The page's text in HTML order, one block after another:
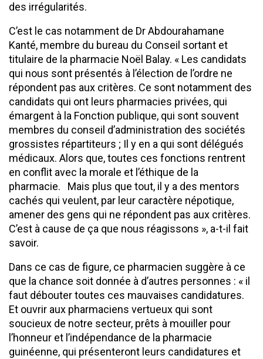
des irrégularités.
C’est le cas notamment de Dr Abdourahamane
Kanté, membre du bureau du Conseil sortant et
titulaire de la pharmacie Noël Balay. « Les candidats
qui nous sont présentés à l’élection de l’ordre ne
répondent pas aux critères. Ce sont notamment des
candidats qui ont leurs pharmacies privées, qui
émargent à la Fonction publique, qui sont souvent
membres du conseil d’administration des sociétés
grossistes répartiteurs ; Il y en a qui sont délégués
médicaux. Alors que, toutes ces fonctions rentrent
en conflit avec la morale et l’éthique de la
pharmacie. Mais plus que tout, il y a des mentors
cachés qui veulent, par leur caractère népotique,
amener des gens qui ne répondent pas aux critères.
C’est à cause de ça que nous réagissons », a-t-il fait
savoir.
Dans ce cas de figure, ce pharmacien suggère à ce
que la chance soit donnée à d’autres personnes : « il
faut débouter toutes ces mauvaises candidatures.
Et ouvrir aux pharmaciens vertueux qui sont
soucieux de notre secteur, prêts à mouiller pour
l’honneur et l’indépendance de la pharmacie
guinéenne, qui présenteront leurs candidatures et